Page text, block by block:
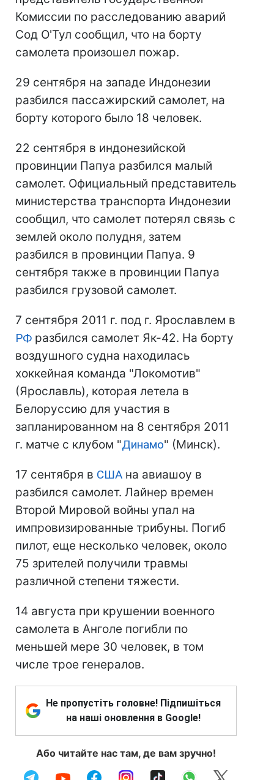
Комиссии по расследованию аварий
Сод О'Тул сообщил, что на борту
самолета произошел пожар.
29 сентября на западе Индонезии
разбился пассажирский самолет, на
борту которого было 18 человек.
22 сентября в индонезийской
провинции Папуа разбился малый
самолет. Официальный представитель
министерства транспорта Индонезии
сообщил, что самолет потерял связь с
землей около полудня, затем
разбился в провинции Папуа. 9
сентября также в провинции Папуа
разбился грузовой самолет.
7 сентября 2011 г. под г. Ярославлем в
РФ разбился самолет Як-42. На борту
воздушного судна находилась
хоккейная команда "Локомотив"
(Ярославль), которая летела в
Белоруссию для участия в
запланированном на 8 сентября 2011
г. матче с клубом "Динамо" (Минск).
17 сентября в США на авиашоу в
разбился самолет. Лайнер времен
Второй Мировой войны упал на
импровизированные трибуны. Погиб
пилот, еще несколько человек, около
75 зрителей получили травмы
различной степени тяжести.
14 августа при крушении военного
самолета в Анголе погибли по
меньшей мере 30 человек, в том
числе трое генералов.
Не пропустіть головне! Підпишіться
на наші оновлення в Google!
Або читайте нас там, де вам зручно!